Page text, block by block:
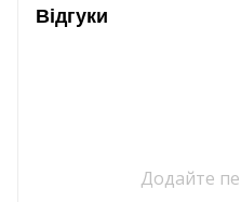
Відгуки
Додайте